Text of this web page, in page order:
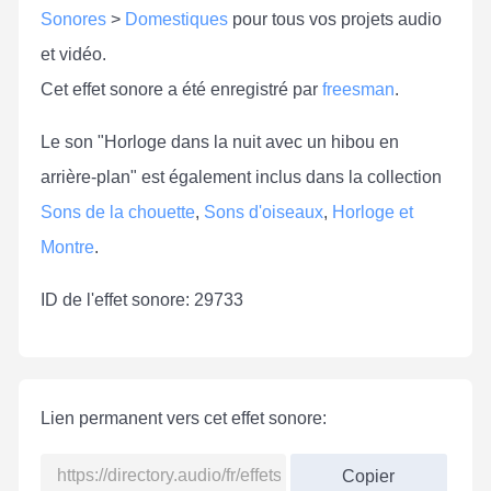
Sonores > Domestiques pour tous vos projets audio
et vidéo.
Cet effet sonore a été enregistré par freesman.
Le son "Horloge dans la nuit avec un hibou en
arrière-plan" est également inclus dans la collection
Sons de la chouette, Sons d'oiseaux, Horloge et
Montre.
ID de l'effet sonore: 29733
Lien permanent vers cet effet sonore:
Copier